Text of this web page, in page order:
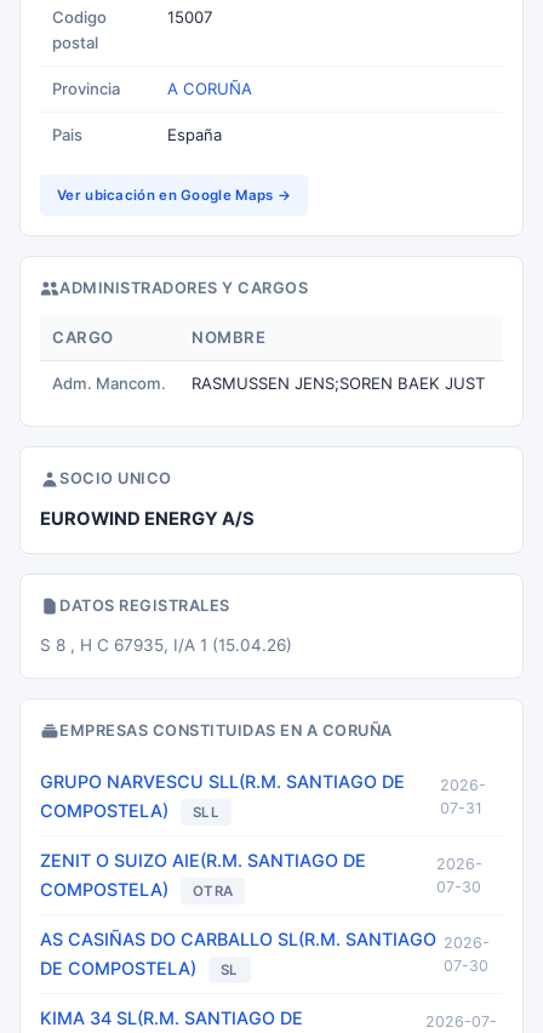
Codigo
postal
15007
Provincia A CORUÑA
Pais España
Ver ubicación en Google Maps →
ADMINISTRADORES Y CARGOS
CARGO NOMBRE
Adm. Mancom. RASMUSSEN JENS;SOREN BAEK JUST
SOCIO UNICO
EUROWIND ENERGY A/S
DATOS REGISTRALES
S 8 , H C 67935, I/A 1 (15.04.26)
EMPRESAS CONSTITUIDAS EN A CORUÑA
GRUPO NARVESCU SLL(R.M. SANTIAGO DE
COMPOSTELA)
SLL
2026-
07-31
ZENIT O SUIZO AIE(R.M. SANTIAGO DE
COMPOSTELA)
OTRA
2026-
07-30
AS CASIÑAS DO CARBALLO SL(R.M. SANTIAGO
DE COMPOSTELA)
SL
2026-
07-30
KIMA 34 SL(R.M. SANTIAGO DE
2026-07-